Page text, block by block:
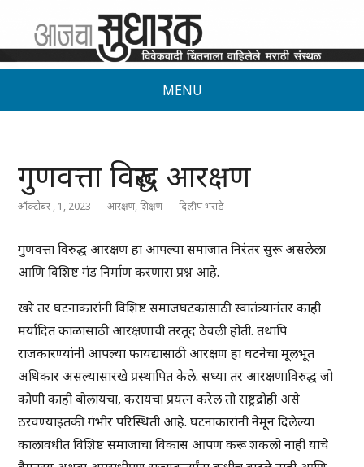
MENU
गुणवत्ता विरुद्ध आरक्षण
ऑक्टोबर , 1, 2023 आरक्षण,शिक्षण दिलीप भराडे
गुणवत्ता विरुद्ध आरक्षण हा आपल्या समाजात निरंतर सुरू असलेला
आणि विशिष्ट गंड निर्माण करणारा प्रश्न आहे.
खरे तर घटनाकारांनी विशिष्ट समाजघटकांसाठी स्वातंत्र्यानंतर काही
मर्यादित काळासाठी आरक्षणाची तरतूद ठेवली होती. तथापि
राजकारण्यांनी आपल्या फायद्यासाठी आरक्षण हा घटनेचा मूलभूत
अधिकार असल्यासारखे प्रस्थापित केले. सध्या तर आरक्षणाविरुद्ध जो
कोणी काही बोलायचा, करायचा प्रयत्न करेल तो राष्ट्रद्रोही असे
ठरवण्याइतकी गंभीर परिस्थिती आहे. घटनाकारांनी नेमून दिलेल्या
कालावधीत विशिष्ट समाजाचा विकास आपण करू शकलो नाही याचे